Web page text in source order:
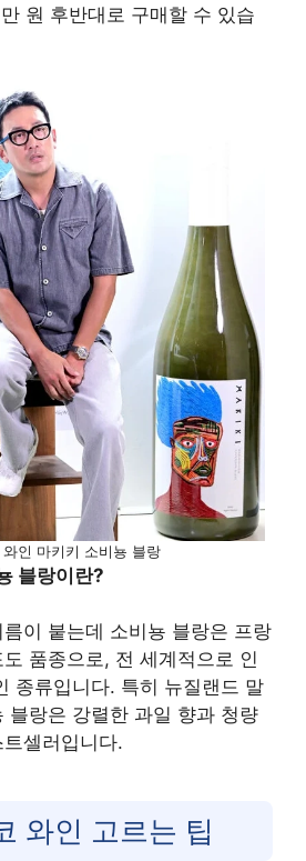
원 후반대로 구매할 수 있습
인 마키키 소비뇽 블랑
블랑이란?
이 붙는데 소비뇽 블랑은 프랑
품종으로, 전 세계적으로 인
종류입니다. 특히 뉴질랜드 말
블랑은 강렬한 과일 향과 청량
셀러입니다.
와인 고르는 팁